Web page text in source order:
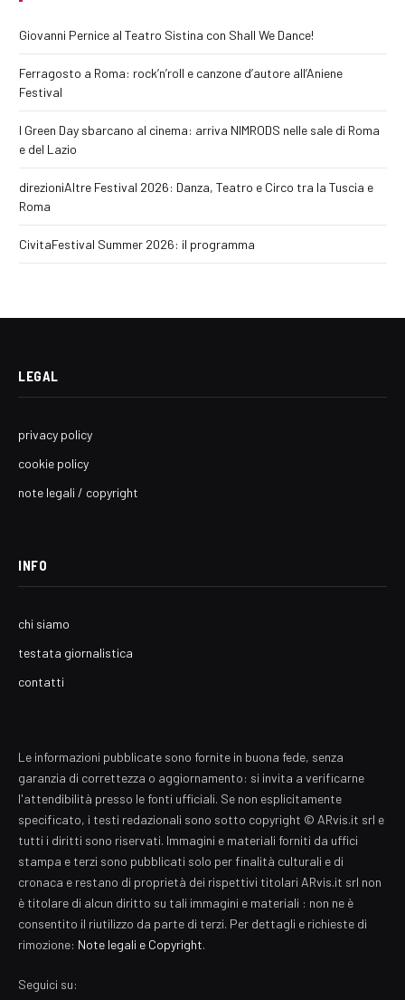
Giovanni Pernice al Teatro Sistina con Shall We Dance!
Ferragosto a Roma: rock’n’roll e canzone d’autore all’Aniene
Festival
I Green Day sbarcano al cinema: arriva NIMRODS nelle sale di Roma
e del Lazio
direzioniAltre Festival 2026: Danza, Teatro e Circo tra la Tuscia e
Roma
CivitaFestival Summer 2026: il programma
LEGAL
privacy policy
cookie policy
note legali / copyright
INFO
chi siamo
testata giornalistica
contatti
Le informazioni pubblicate sono fornite in buona fede, senza
garanzia di correttezza o aggiornamento: si invita a verificarne
l'attendibilità presso le fonti ufficiali. Se non esplicitamente
specificato, i testi redazionali sono sotto copyright © ARvis.it srl e
tutti i diritti sono riservati. Immagini e materiali forniti da uffici
stampa e terzi sono pubblicati solo per finalità culturali e di
cronaca e restano di proprietà dei rispettivi titolari ARvis.it srl non
è titolare di alcun diritto su tali immagini e materiali : non ne è
consentito il riutilizzo da parte di terzi. Per dettagli e richieste di
rimozione: Note legali e Copyright.
Seguici su: